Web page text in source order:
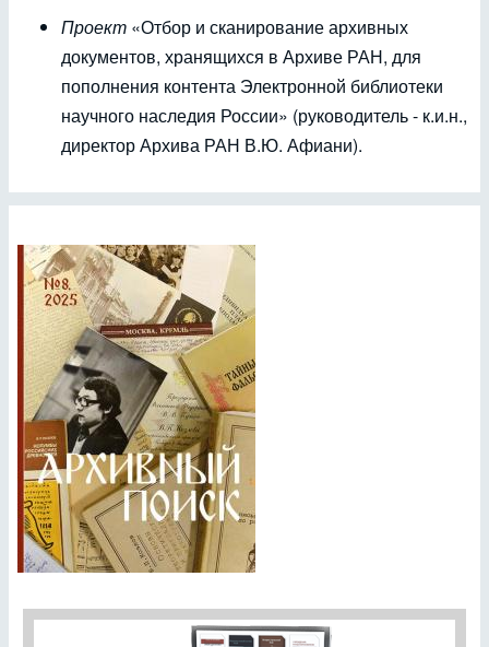
Проект «Отбор и сканирование архивных
документов, хранящихся в Архиве РАН, для
пополнения контента Электронной библиотеки
научного наследия России» (руководитель - к.и.н.,
директор Архива РАН В.Ю. Афиани).